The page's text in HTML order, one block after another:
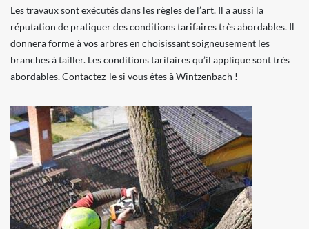
Les travaux sont exécutés dans les règles de l’art. Il a aussi la
réputation de pratiquer des conditions tarifaires très abordables. Il
donnera forme à vos arbres en choisissant soigneusement les
branches à tailler. Les conditions tarifaires qu’il applique sont très
abordables. Contactez-le si vous êtes à Wintzenbach !